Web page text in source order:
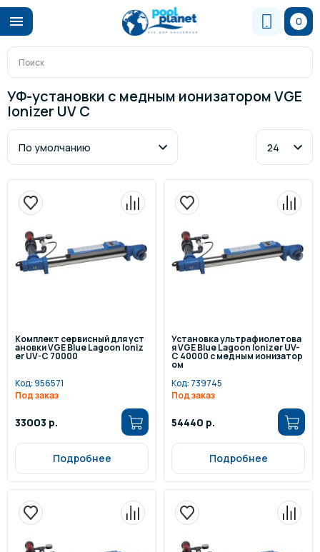
0
УФ-установки с медным ионизатором VGE
Ionizer UV C
Комплект сервисный для уст
ановки VGE Blue Lagoon Ioniz
er UV-C 70000
Код:956571
Под заказ
33003 р.
Подробнее
Установка ультрафиолетова
я VGE Blue Lagoon Ionizer UV-
C 40000 с медным ионизатор
ом
Код: 739745
Под заказ
54440 р.
Подробнее